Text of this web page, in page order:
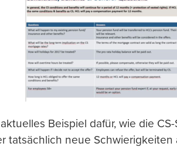
Beispiel dafür, wie die
tatsächlich neue Schwierigkeiten